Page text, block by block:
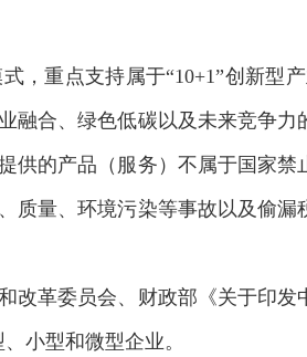
，重点支持属于“10+1”创新型
融合、绿色低碳以及未来竞争力
供的产品（服务）不属于国家禁
质量、环境污染等事故以及偷漏
改革委员会、财政部《关于印发
小型和微型企业。